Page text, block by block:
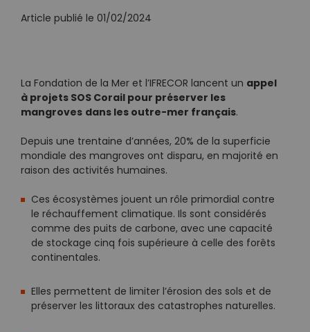
Article publié le 01/02/2024
La Fondation de la Mer et l’IFRECOR lancent un appel
à projets SOS Corail pour préserver les
mangroves dans les outre-mer français.
Depuis une trentaine d’années, 20% de la superficie
mondiale des mangroves ont disparu, en majorité en
raison des activités humaines.
Ces écosystèmes jouent un rôle primordial contre
le réchauffement climatique. Ils sont considérés
comme des puits de carbone, avec une capacité
de stockage cinq fois supérieure à celle des forêts
continentales.
Elles permettent de limiter l’érosion des sols et de
préserver les littoraux des catastrophes naturelles.